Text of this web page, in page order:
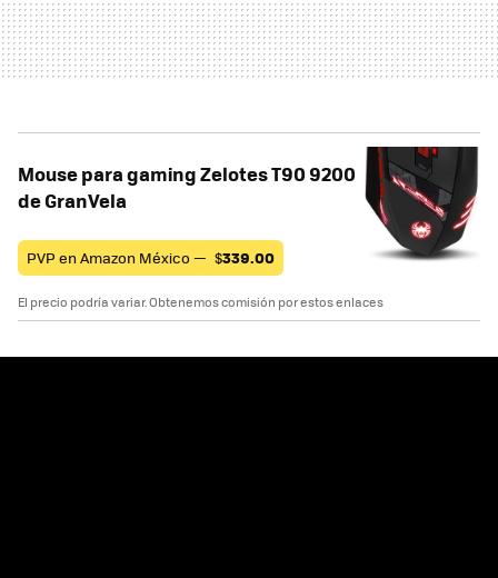
Mouse para gaming Zelotes T90 9200
de GranVela
PVP en Amazon México — $339.00
El precio podría variar. Obtenemos comisión por estos enlaces